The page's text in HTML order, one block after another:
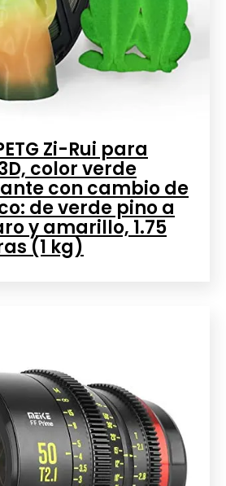
Zi-Rui para
color verde
con cambio de
de verde pino a
y amarillo, 1.75
(1 kg)